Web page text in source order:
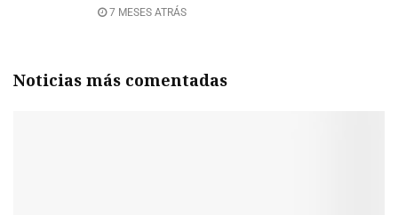
7 MESES ATRÁS
Noticias más comentadas